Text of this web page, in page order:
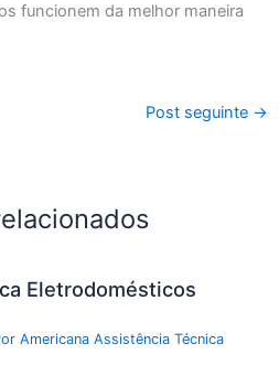
funcionem da melhor maneira
Post seguinte →
Eletrodomésticos
Americana Assistência Técnica